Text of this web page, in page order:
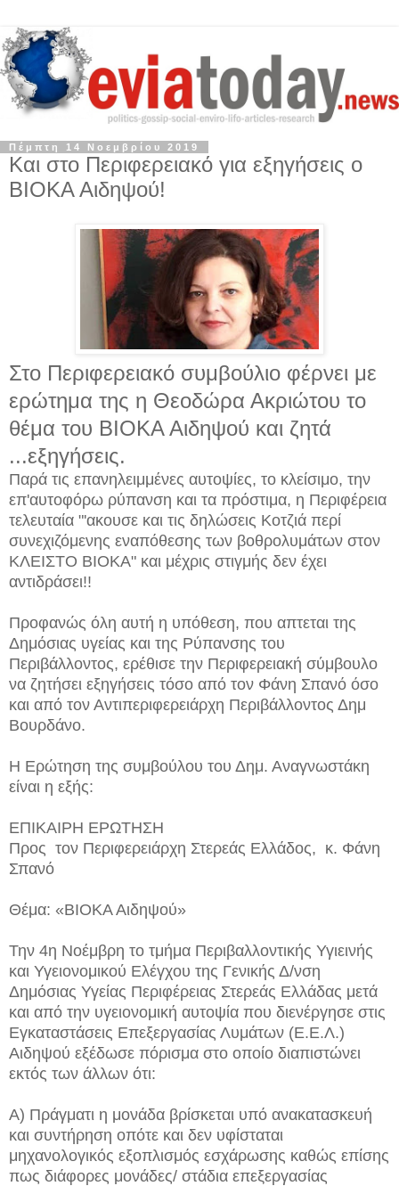
Πέμπτη 14 Νοεμβρίου 2019
Και στο Περιφερειακό για εξηγήσεις ο
ΒΙΟΚΑ Αιδηψού!
Στο Περιφερειακό συμβούλιο φέρνει με
ερώτημα της η Θεοδώρα Ακριώτου το
θέμα του ΒΙΟΚΑ Αιδηψού και ζητά
...εξηγήσεις.
Παρά τις επανηλειμμένες αυτοψίες, το κλείσιμο, την
επ'αυτοφόρω ρύπανση και τα πρόστιμα, η Περιφέρεια
τελευταία "'ακουσε και τις δηλώσεις Κοτζιά περί
συνεχιζόμενης εναπόθεσης των βοθρολυμάτων στον
ΚΛΕΙΣΤΟ ΒΙΟΚΑ" και μέχρις στιγμής δεν έχει
αντιδράσει!!
Προφανώς όλη αυτή η υπόθεση, που απτεται της
Δημόσιας υγείας και της Ρύπανσης του
Περιβάλλοντος, ερέθισε την Περιφερειακή σύμβουλο
να ζητήσει εξηγήσεις τόσο από τον Φάνη Σπανό όσο
και από τον Αντιπεριφερειάρχη Περιβάλλοντος Δημ
Βουρδάνο.
Η Ερώτηση της συμβούλου του Δημ. Αναγνωστάκη
είναι η εξής:
ΕΠΙΚΑΙΡΗ ΕΡΩΤΗΣΗ
Προς τον Περιφερειάρχη Στερεάς Ελλάδος, κ. Φάνη
Σπανό
Θέμα: «ΒΙΟΚΑ Αιδηψού»
Την 4η Νοέμβρη το τμήμα Περιβαλλοντικής Υγιεινής
και Υγειονομικού Ελέγχου της Γενικής Δ/νση
Δημόσιας Υγείας Περιφέρειας Στερεάς Ελλάδας μετά
και από την υγειονομική αυτοψία που διενέργησε στις
Εγκαταστάσεις Επεξεργασίας Λυμάτων (Ε.Ε.Λ.)
Αιδηψού εξέδωσε πόρισμα στο οποίο διαπιστώνει
εκτός των άλλων ότι:
Α) Πράγματι η μονάδα βρίσκεται υπό ανακατασκευή
και συντήρηση οπότε και δεν υφίσταται
μηχανολογικός εξοπλισμός εσχάρωσης καθώς επίσης
πως διάφορες μονάδες/ στάδια επεξεργασίας